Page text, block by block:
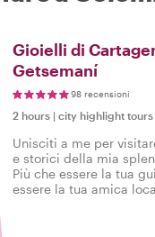
Gioielli di
Getsemaní
98 recensioni
2 hours | city highlight tours
Unisciti a me per
e storici della mia
Più che essere la tua
essere la tua amica